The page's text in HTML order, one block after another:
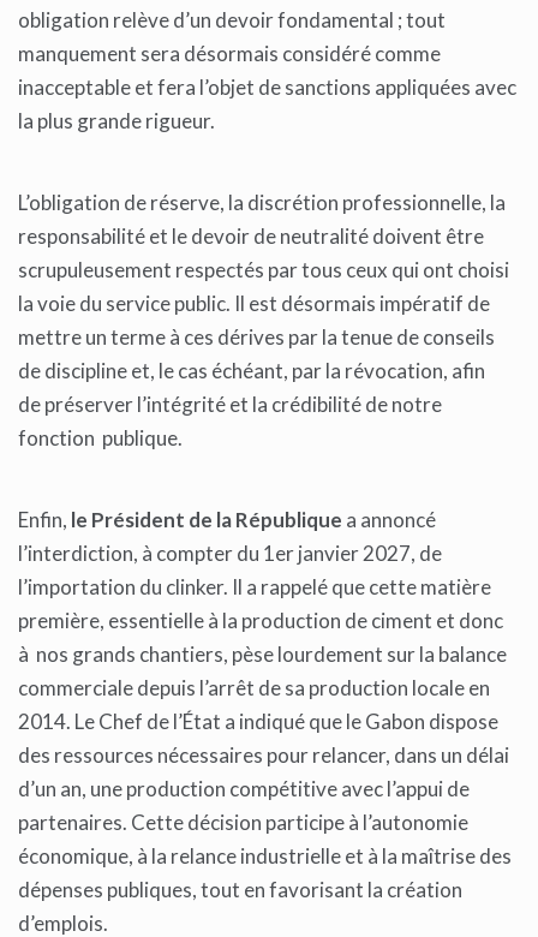
obligation relève d’un devoir fondamental ; tout
manquement sera désormais considéré comme
inacceptable et fera l’objet de sanctions appliquées avec
la plus grande rigueur.
L’obligation de réserve, la discrétion professionnelle, la
responsabilité et le devoir de neutralité doivent être
scrupuleusement respectés par tous ceux qui ont choisi
la voie du service public. Il est désormais impératif de
mettre un terme à ces dérives par la tenue de conseils
de discipline et, le cas échéant, par la révocation, afin
de préserver l’intégrité et la crédibilité de notre
fonction publique.
Enfin, le Président de la République a annoncé
l’interdiction, à compter du 1er janvier 2027, de
l’importation du clinker. Il a rappelé que cette matière
première, essentielle à la production de ciment et donc
à nos grands chantiers, pèse lourdement sur la balance
commerciale depuis l’arrêt de sa production locale en
2014. Le Chef de l’État a indiqué que le Gabon dispose
des ressources nécessaires pour relancer, dans un délai
d’un an, une production compétitive avec l’appui de
partenaires. Cette décision participe à l’autonomie
économique, à la relance industrielle et à la maîtrise des
dépenses publiques, tout en favorisant la création
d’emplois.